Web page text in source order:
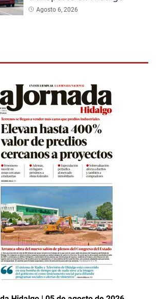
Agosto 6, 2026